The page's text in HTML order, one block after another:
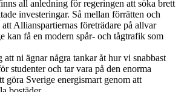
all anledning för regeringen att söka brett
investeringar. Så mellan förrätten och
Allianspartiernas företrädare på allvar
kan få en modern spår- och tågtrafik som
ni ägnar några tankar åt hur vi snabbast
studenter och tar vara på den enorma
göra Sverige energismart genom att